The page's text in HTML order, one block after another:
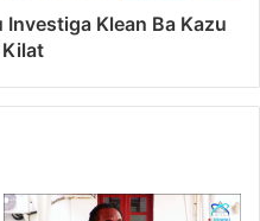
Klean Ba Kazu
Kilat